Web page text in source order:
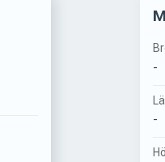
-
-